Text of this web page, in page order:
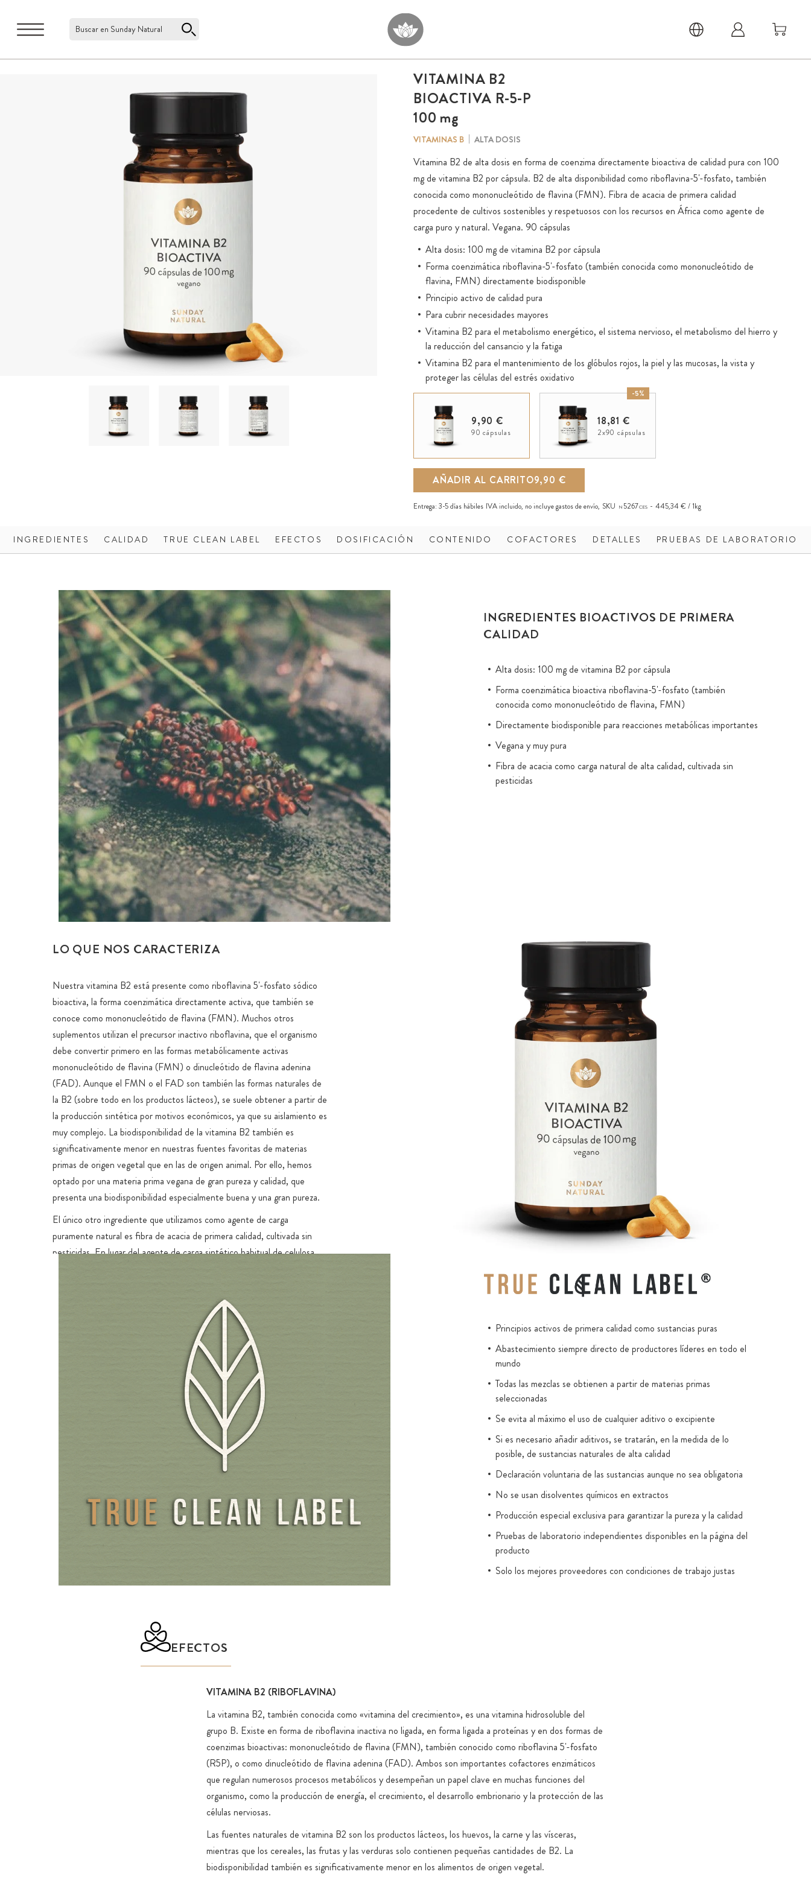
Buscar en Sunday Natural
VITAMINA B2
BIOACTIVA R-5-P
100 mg
VITAMINAS B ALTA DOSIS
Vitamina B2 de alta dosis en forma de coenzima directamente bioactiva de calidad pura con 100
mg de vitamina B2 por cápsula. B2 de alta disponibilidad como riboflavina-5'-fosfato, también
conocida como mononucleótido de flavina (FMN). Fibra de acacia de primera calidad
procedente de cultivos sostenibles y respetuosos con los recursos en África como agente de
carga puro y natural. Vegana. 90 cápsulas
Alta dosis: 100 mg de vitamina B2 por cápsula
Forma coenzimática riboflavina-5'-fosfato (también conocida como mononucleótido de
flavina, FMN) directamente biodisponible
Principio activo de calidad pura
Para cubrir necesidades mayores
Vitamina B2 para el metabolismo energético, el sistema nervioso, el metabolismo del hierro y
la reducción del cansancio y la fatiga
Vitamina B2 para el mantenimiento de los glóbulos rojos, la piel y las mucosas, la vista y
proteger las células del estrés oxidativo
Agente de carga natural de alta calidad: fibra de acacia de alto contenido en fibra
procedente de cultivos sin pesticidas
9,90 €
90 cápsulas
-5%
18,81 €
2x90 cápsulas
AÑADIR AL CARRITO9,90 €
Entrega: 3-5 días hábiles IVA incluido, no incluyegastos de envío, SKU N 5267CES 445,34 € / 1kg
INGREDIENTES CALIDAD TRUE CLEAN LABEL EFECTOS DOSIFICACIÓN CONTENIDO COFACTORES DETALLES PRUEBAS DE LABORATORIO
INGREDIENTES BIOACTIVOS DE PRIMERA
CALIDAD
Alta dosis: 100 mg de vitamina B2 por cápsula
Forma coenzimática bioactiva riboflavina-5'-fosfato (también
conocida como mononucleótido de flavina, FMN)
Directamente biodisponible para reacciones metabólicas importantes
Vegana y muy pura
Fibra de acacia como carga natural de alta calidad, cultivada sin
pesticidas
LO QUE NOS CARACTERIZA
Nuestra vitamina B2 está presente como riboflavina 5'-fosfato sódico
bioactiva, la forma coenzimática directamente activa, que también se
conoce como mononucleótido de flavina (FMN). Muchos otros
suplementos utilizan el precursor inactivo riboflavina, que el organismo
debe convertir primero en las formas metabólicamente activas
mononucleótido de flavina (FMN) o dinucleótido de flavina adenina
(FAD). Aunque el FMN o el FAD son también las formas naturales de
la B2 (sobre todo en los productos lácteos), se suele obtener a partir de
la producción sintética por motivos económicos, ya que su aislamiento es
muy complejo. La biodisponibilidad de la vitamina B2 también es
significativamente menor en nuestras fuentes favoritas de materias
primas de origen vegetal que en las de origen animal. Por ello, hemos
optado por una materia prima vegana de gran pureza y calidad, que
presenta una biodisponibilidad especialmente buena y una gran pureza.
El único otro ingrediente que utilizamos como agente de carga
puramente natural es fibra de acacia de primera calidad, cultivada sin
pesticidas. En lugar del agente de carga sintético habitual de celulosa
medioambiente, sostenible, respetuoso con los recursos y de comercio
El recubrimiento especial de las cápsulas es de HPMC, que, a diferencia
de la mayoría de las cápsulas de HPMC o pululano del mercado, no
contiene excipientes como carragenanos y PEG, que no están sujetos a
declaración. En lugar de plástico, para los envases utilizamos vidrio
ámbar, que protege de la luz y es respetuoso con el medioambiente.
Principios activos de primera calidad como sustancias puras
Abastecimiento siempre directo de productores líderes en todo el
mundo
Todas las mezclas se obtienen a partir de materias primas
seleccionadas
Se evita al máximo el uso de cualquier aditivo o excipiente
Si es necesario añadir aditivos, se tratarán, en la medida de lo
posible, de sustancias naturales de alta calidad
Declaración voluntaria de las sustancias aunque no sea obligatoria
No se usan disolventes químicos en extractos
Producción especial exclusiva para garantizar la pureza y la calidad
Pruebas de laboratorio independientes disponibles en la página del
producto
Solo los mejores proveedores con condiciones de trabajo justas
Envío en cajas de cartón sin aceites minerales
Garantizamos que todos los productos son 100 % sin estearato de
magnesio, nanopartículas (sin excepciones legales), dióxido de
titanio, transgénicos, colorantes y aromatizantes
En la medida de lo posible, evitamos añadir azúcares y edulcorantes
artificiales, excepto cuando sea necesario por motivos funcionales o
EFECTOS
VITAMINA B2 (RIBOFLAVINA)
La vitamina B2, también conocida como «vitamina del crecimiento», es una vitamina hidrosoluble del
grupo B. Existe en forma de riboflavina inactiva no ligada, en forma ligada a proteínas y en dos formas de
coenzimas bioactivas: mononucleótido de flavina (FMN), también conocido como riboflavina 5'-fosfato
(R5P), o como dinucleótido de flavina adenina (FAD). Ambos son importantes cofactores enzimáticos
que regulan numerosos procesos metabólicos y desempeñan un papel clave en muchas funciones del
organismo, como la producción de energía, el crecimiento, el desarrollo embrionario y la protección de las
células nerviosas.
Las fuentes naturales de vitamina B2 son los productos lácteos, los huevos, la carne y las vísceras,
mientras que los cereales, las frutas y las verduras solo contienen pequeñas cantidades de B2. La
biodisponibilidad también es significativamente menor en los alimentos de origen vegetal.